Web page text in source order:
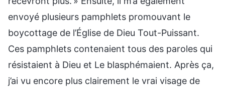
envoyé plusieurs pamphlets promouvant le
boycottage de l’Église de Dieu Tout-Puissant.
Ces pamphlets contenaient tous des paroles qui
résistaient à Dieu et Le blasphémaient. Après ça,
j’ai vu encore plus clairement le vrai visage de